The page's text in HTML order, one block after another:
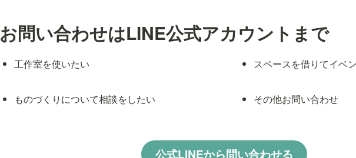
お問い合わせはLINE公式アカウントまで
工作室を使いたい スペースを借りてイベ
ものづくりについて相談をしたい その他お問い合わせ
公式LINEから問い合わせる